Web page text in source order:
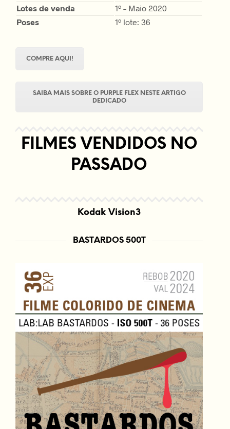
Lotes de venda
1º – Maio 2020
Poses
1º lote: 36
COMPRE AQUI!
SAIBA MAIS SOBRE O PURPLE FLEX NESTE ARTIGO
DEDICADO
FILMES VENDIDOS NO
PASSADO
Kodak Vision3
BASTARDOS 500T